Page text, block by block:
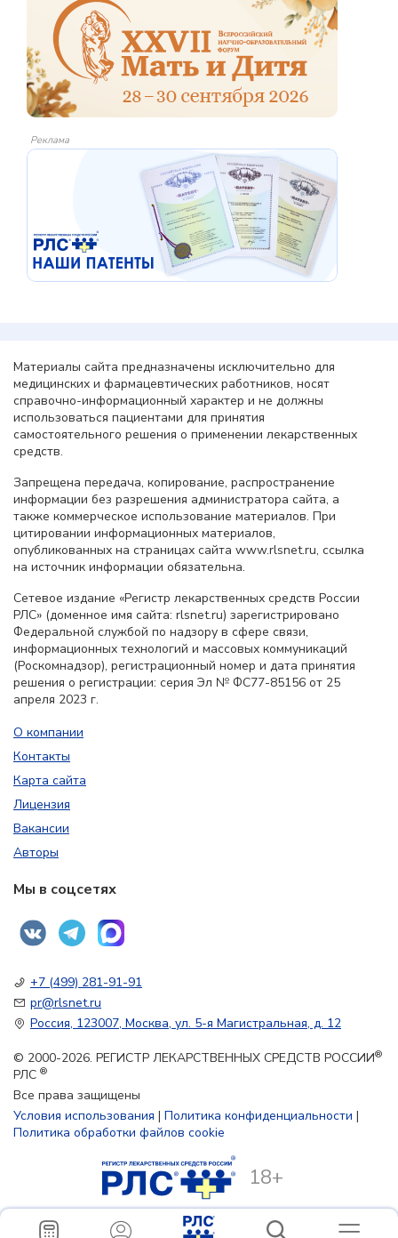
Реклама
Материалы сайта предназначены исключительно для
медицинских и фармацевтических работников, носят
справочно-информационный характер и не должны
использоваться пациентами для принятия
самостоятельного решения о применении лекарственных
средств.
Запрещена передача, копирование, распространение
информации без разрешения администратора сайта, а
также коммерческое использование материалов. При
цитировании информационных материалов,
опубликованных на страницах сайта www.rlsnet.ru, ссылка
на источник информации обязательна.
Сетевое издание «Регистр лекарственных средств России
РЛС» (доменное имя сайта: rlsnet.ru) зарегистрировано
Федеральной службой по надзору в сфере связи,
информационных технологий и массовых коммуникаций
(Роскомнадзор), регистрационный номер и дата принятия
решения о регистрации: серия Эл № ФС77-85156 от 25
апреля 2023 г.
О компании
Контакты
Карта сайта
Лицензия
Вакансии
Авторы
Мы в соцсетях
+7 (499) 281-91-91
pr@rlsnet.ru
Россия, 123007, Москва, ул. 5-я Магистральная, д. 12
© 2000-2026. РЕГИСТР ЛЕКАРСТВЕННЫХ СРЕДСТВ РОССИИ®
РЛС ®
Все права защищены
Условия использования | Политика конфиденциальности |
Политика обработки файлов cookie
18+